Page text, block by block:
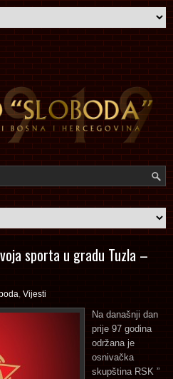
sporta u gradu Tuzla –
Vijesti
Na današnji dan
prije 97 godina
održana je
osnivačka
skupština RSK ”